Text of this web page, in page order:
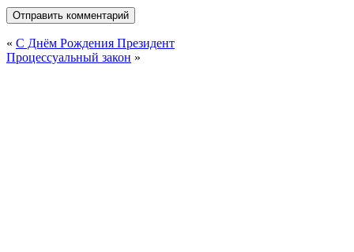
« С Днём Рождения Президент
Процессуальный закон »